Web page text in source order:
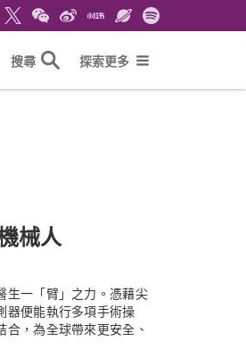
搜尋 探索更多
械人
生一「臂」之力。憑藉尖
器便能執行多項手術操
，為全球帶來更安全、